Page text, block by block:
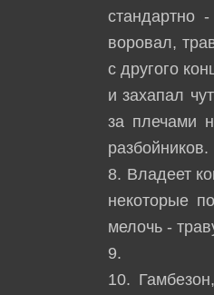
стандартно
воровал,
с другого
и захапал
за плечами
8. Владеет
некоторые
мелочь -
9.
10.